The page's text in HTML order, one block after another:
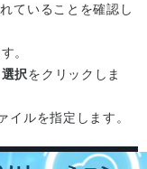
ていることを確認し
。
選択をクリックしま
ルを指定します。